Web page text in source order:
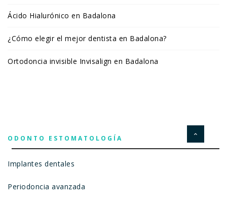
Ácido Hialurónico en Badalona
¿Cómo elegir el mejor dentista en Badalona?
Ortodoncia invisible Invisalign en Badalona
ODONTO ESTOMATOLOGÍA
Implantes dentales
Periodoncia avanzada